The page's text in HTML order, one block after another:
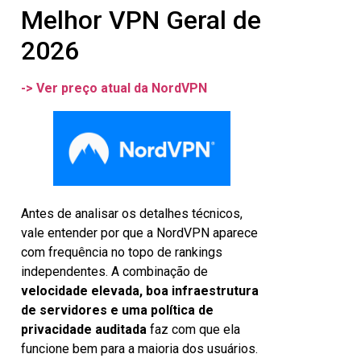
Melhor VPN Geral de
2026
-> Ver preço atual da NordVPN
Antes de analisar os detalhes técnicos,
vale entender por que a NordVPN aparece
com frequência no topo de rankings
independentes. A combinação de
velocidade elevada, boa infraestrutura
de servidores e uma política de
privacidade auditada faz com que ela
funcione bem para a maioria dos usuários.